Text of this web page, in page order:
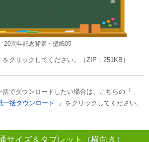
20周年記念背景・壁紙05
をクリックしてください。（ZIP：251KB）
でダウンロードしたい場合は、こちらの『
括ダウンロード
』をクリックしてください。
サイズ＆タブレット（横向き）